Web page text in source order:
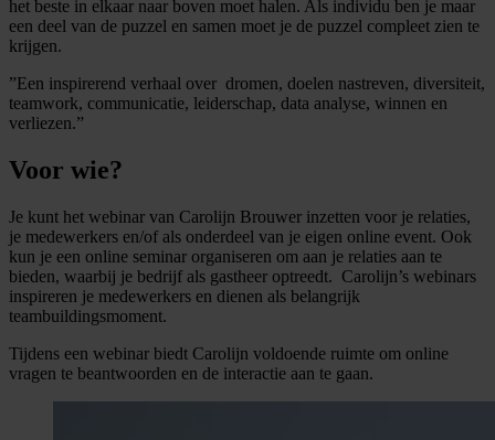
het beste in elkaar naar boven moet halen. Als individu ben je maar
een deel van de puzzel en samen moet je de puzzel compleet zien te
krijgen.
”Een inspirerend verhaal over dromen, doelen nastreven, diversiteit,
teamwork, communicatie, leiderschap, data analyse, winnen en
verliezen.”
Voor wie?
Je kunt het webinar van Carolijn Brouwer inzetten voor je relaties,
je medewerkers en/of als onderdeel van je eigen online event. Ook
kun je een online seminar organiseren om aan je relaties aan te
bieden, waarbij je bedrijf als gastheer optreedt. Carolijn’s webinars
inspireren je medewerkers en dienen als belangrijk
teambuildingsmoment.
Tijdens een webinar biedt Carolijn voldoende ruimte om online
vragen te beantwoorden en de interactie aan te gaan.